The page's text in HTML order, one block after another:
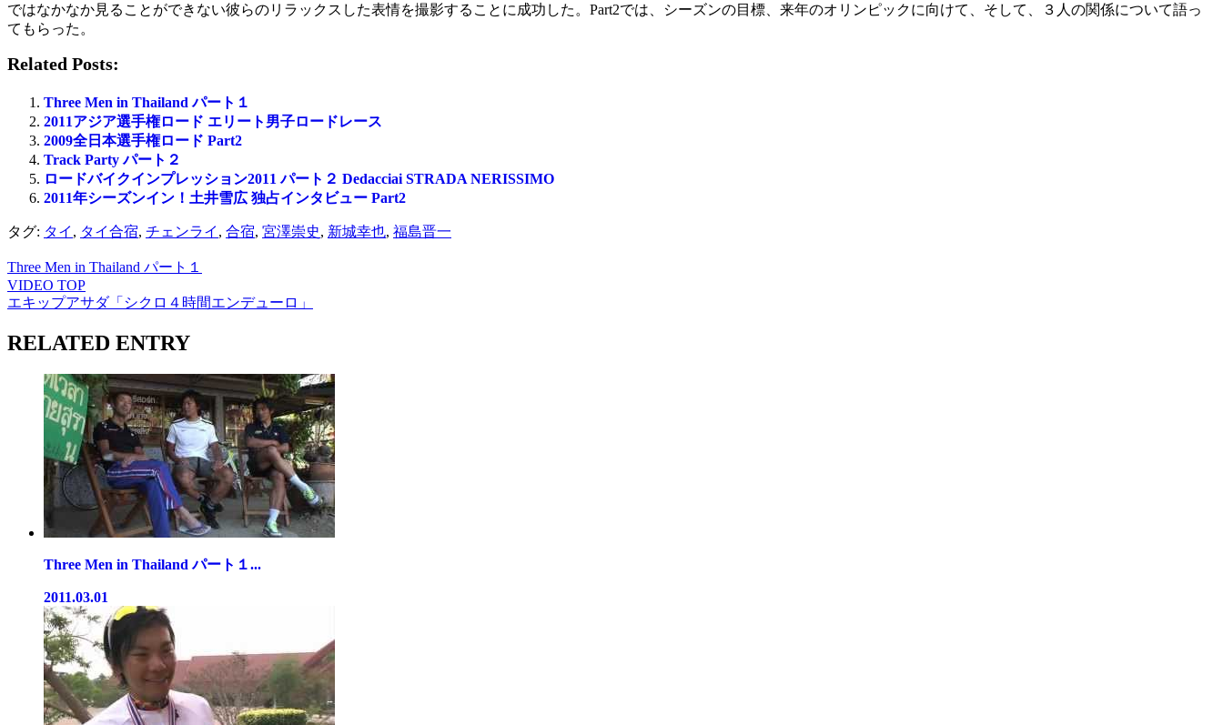
ではなかなか見ることができない彼らのリラックスした表情を撮影することに成功した。Part2では、シーズンの目標、来年のオリンピックに向けて、そして、３人の関係について語っ
てもらった。
Related Posts:
Three Men in Thailand パート１
2011アジア選手権ロード エリート男子ロードレース
2009全日本選手権ロード Part2
Track Party パート２
ロードバイクインプレッション2011 パート２ Dedacciai STRADA NERISSIMO
2011年シーズンイン！土井雪広 独占インタビュー Part2
タグ: タイ , タイ合宿, チェンライ , 合宿, 宮澤崇史, 新城幸也, 福島晋一
Three Men in Thailand パート１
VIDEO TOP
エキップアサダ「シクロ４時間エンデューロ」
RELATED ENTRY
Three Men in Thailand パート１...
2011.03.01